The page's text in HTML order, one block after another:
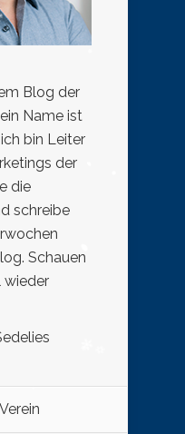
Blog der
Name ist
bin Leiter
der
die
schreibe
Schauen
wieder